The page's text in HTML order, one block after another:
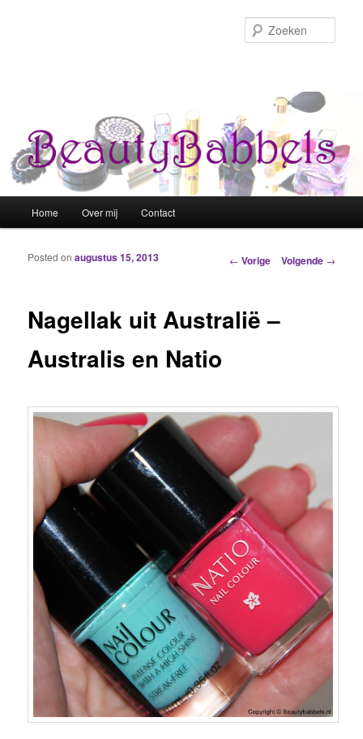
Spring naar de primaire inhoud
Spring naar de secundaire inhoud
Home Over mij Contact
Berichtnavigatie
← Vorige Volgende →
Nagellak uit Australië –
Australis en Natio
Posted onaugustus 15, 2013